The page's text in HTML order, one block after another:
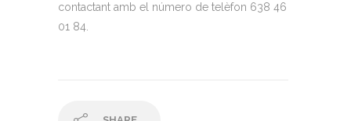
contactant amb el número de telèfon 638 46
01 84.